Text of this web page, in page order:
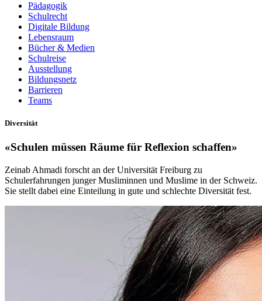
Pädagogik
Schulrecht
Digitale Bildung
Lebensraum
Bücher & Medien
Schulreise
Ausstellung
Bildungsnetz
Barrieren
Teams
Diversität
«Schulen müssen Räume für Reflexion schaffen»
Zeinab Ahmadi forscht an der Universität Freiburg zu
Schulerfahrungen junger Musliminnen und Muslime in der Schweiz.
Sie stellt dabei eine Einteilung in gute und schlechte Diversität fest.